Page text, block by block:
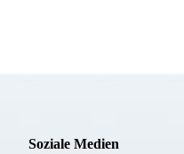
Soziale Medien